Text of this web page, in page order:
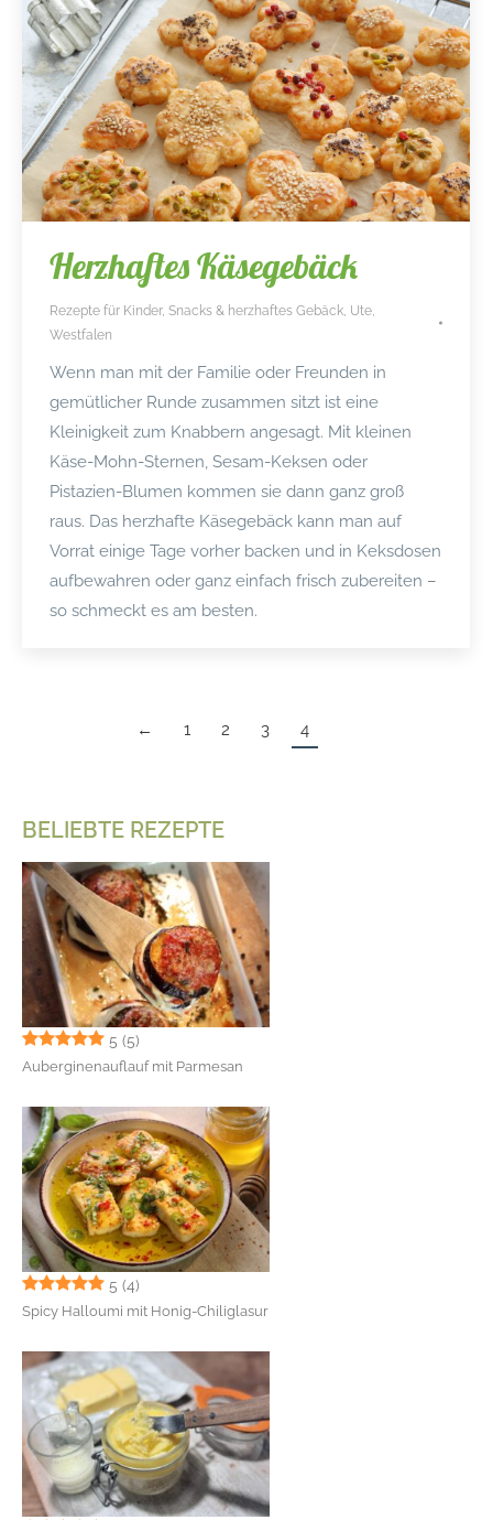
Herzhaftes Käsegebäck
Rezepte für Kinder, Snacks & herzhaftes Gebäck Ute
Westfalen
Wenn man mit der Familie oder Freunden in
gemütlicher Runde zusammen sitzt ist eine
Kleinigkeit zum Knabbern angesagt. Mit kleinen
Käse-Mohn-Sternen, Sesam-Keksen oder
Pistazien-Blumen kommen sie dann ganz groß
raus. Das herzhafte Käsegebäck kann man auf
Vorrat einige Tage vorher backen und in Keksdosen
aufbewahren oder ganz einfach frisch zubereiten –
so schmeckt es am besten.
← 1 2 3 4
BELIEBTE REZEPTE
5 (5)
Auberginenauflauf mit Parmesan
5 (4)
Spicy Halloumi mit Honig-Chiliglasur